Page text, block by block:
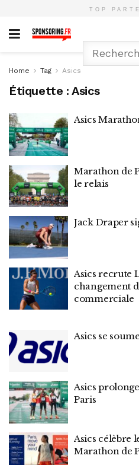
TOP
Home Tag Asics
Étiquette :Asics
Asics
Marathon de
le relais
Jack Draper
Asics recrute
changement
commerciale
Asics se
Asics
Paris
Asics célèbre
Marathon de